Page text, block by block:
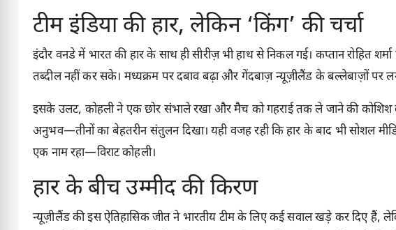
टीम इंडिया की हार, लेकिन ‘किंग’ की चर्चा
इंदौर वनडे में भारत की हार के साथ ही सीरीज़ भी हाथ से निकल गई। कप्तान रोहित
तब्दील नहीं कर सके। मध्यक्रम पर दबाव बढ़ा और गेंदबाज़ न्यूज़ीलैंड के बल्लेबाज़ों पर
इसके उलट, कोहली ने एक छोर संभाले रखा और मैच को गहराई तक ले जाने की कोशिश
अनुभव—तीनों का बेहतरीन संतुलन दिखा। यही वजह रही कि हार के बाद भी सोशल
एक नाम रहा—विराट कोहली।
हार के बीच उम्मीद की किरण
न्यूज़ीलैंड की इस ऐतिहासिक जीत ने भारतीय टीम के लिए कई सवाल खड़े कर दिए हैं,